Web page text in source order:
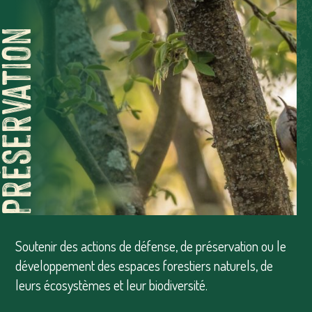
Soutenir des actions de défense, de préservation ou le
développement des espaces forestiers naturels, de
leurs écosystèmes et leur biodiversité.